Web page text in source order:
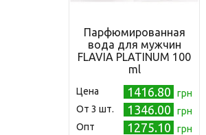
Парфюмированная
вода для мужчин
FLAVIA PLATINUM 100
ml
Цена 1416.80
грн
Oт 3 шт.
1346.00
грн
Опт
1275.10 грн